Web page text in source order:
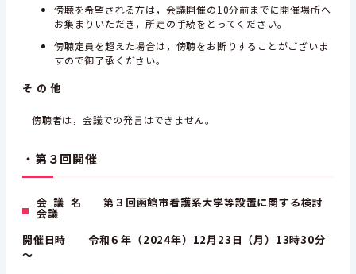
傍聴を希望される方は，会議開催の10分前までに開催場所へ
お集まりいただき，所定の手続をとってください。
傍聴定員を超えた場合は，傍聴をお断りすることがございま
すので御了承ください。
そ の 他
傍聴者は，会議での発言はできません。
・第３回開催
会 議 名 第３回函館市看護系大学等設置に関する検討
会議
開催日時 令和６年（2024年）12月23日（月）13時30分
～